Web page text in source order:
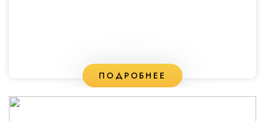
ПОДРОБНЕЕ